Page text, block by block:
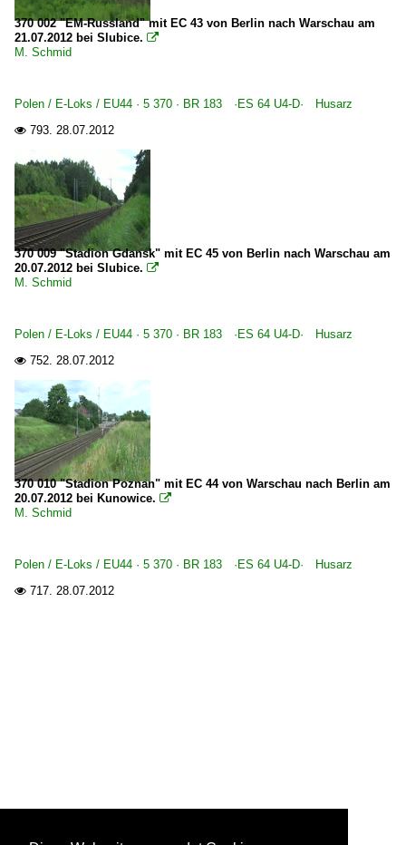
370 002 "EM-Russland" mit EC 43 von Berlin nach Warschau am
21.07.2012 bei Slubice. 
M. Schmid
Polen / E-Loks / EU44 · 5 370 · BR 183 ·ES 64 U4-D· Husarz
 793. 28.07.2012
370 009 "Stadion Gdansk" mit EC 45 von Berlin nach Warschau am
20.07.2012 bei Slubice. 
M. Schmid
Polen / E-Loks / EU44 · 5 370 · BR 183 ·ES 64 U4-D· Husarz
 752. 28.07.2012
370 010 "Stadion Poznan" mit EC 44 von Warschau nach Berlin am
20.07.2012 bei Kunowice. 
M. Schmid
Polen / E-Loks / EU44 · 5 370 · BR 183 ·ES 64 U4-D· Husarz
 717. 28.07.2012